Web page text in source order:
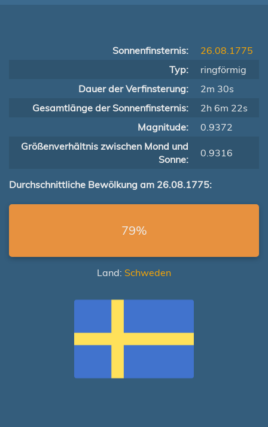
Sonnenfinsternis:
26.08.1775
Typ:
ringförmig
Dauer der Verfinsterung:
2m 30s
Gesamtlänge der Sonnenfinsternis:
2h 6m 22s
Magnitude:
0.9372
Größenverhältnis zwischen Mond und
Sonne:
0.9316
Durchschnittliche Bewölkung am 26.08.1775:
79%
Land: Schweden